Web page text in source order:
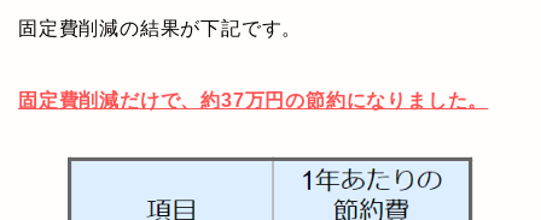
固定費削減の結果が下記です。
固定費削減だけで、約37万円の節約になりました。